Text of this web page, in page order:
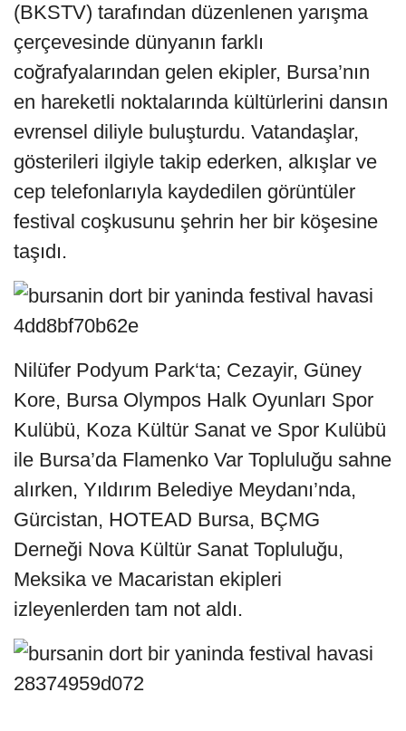
(BKSTV) tarafından düzenlenen yarışma
çerçevesinde dünyanın farklı
coğrafyalarından gelen ekipler, Bursa’nın
en hareketli noktalarında kültürlerini dansın
evrensel diliyle buluşturdu. Vatandaşlar,
gösterileri ilgiyle takip ederken, alkışlar ve
cep telefonlarıyla kaydedilen görüntüler
festival coşkusunu şehrin her bir köşesine
taşıdı.
Nilüfer Podyum Park‘ta; Cezayir, Güney
Kore, Bursa Olympos Halk Oyunları Spor
Kulübü, Koza Kültür Sanat ve Spor Kulübü
ile Bursa’da Flamenko Var Topluluğu sahne
alırken, Yıldırım Belediye Meydanı’nda,
Gürcistan, HOTEAD Bursa, BÇMG
Derneği Nova Kültür Sanat Topluluğu,
Meksika ve Macaristan ekipleri
izleyenlerden tam not aldı.